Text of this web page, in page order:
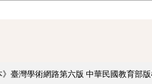
》臺灣學術網路第六版 中華民國教育部